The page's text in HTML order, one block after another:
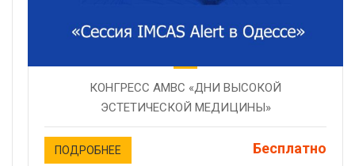
КОНГРЕСС AMBC «ДНИ ВЫСОКОЙ
ЭСТЕТИЧЕСКОЙ МЕДИЦИНЫ»
ПОДРОБНЕЕ Бесплатно